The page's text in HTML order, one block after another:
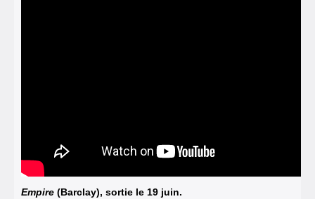
Empire (Barclay), sortie le 19 juin.